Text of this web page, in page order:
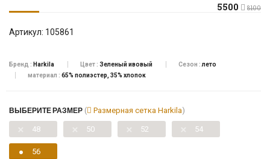
5500 8100
Артикул: 105861
Бренд : Harkila Цвет : Зеленый ивовый Сезон :лето
материал : 65% полиэстер, 35% хлопок
ВЫБЕРИТЕ РАЗМЕР ( Размерная сетка Harkila)
48 50 52 54
56